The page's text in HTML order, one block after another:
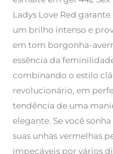
Ladys Love Red
um brilho intenso e
em tom borgonha-
essência da
combinando o estilo
revolucionário, em
tendência de uma
elegante. Se você
suas unhas vermelhas
impecáveis ​​por vários